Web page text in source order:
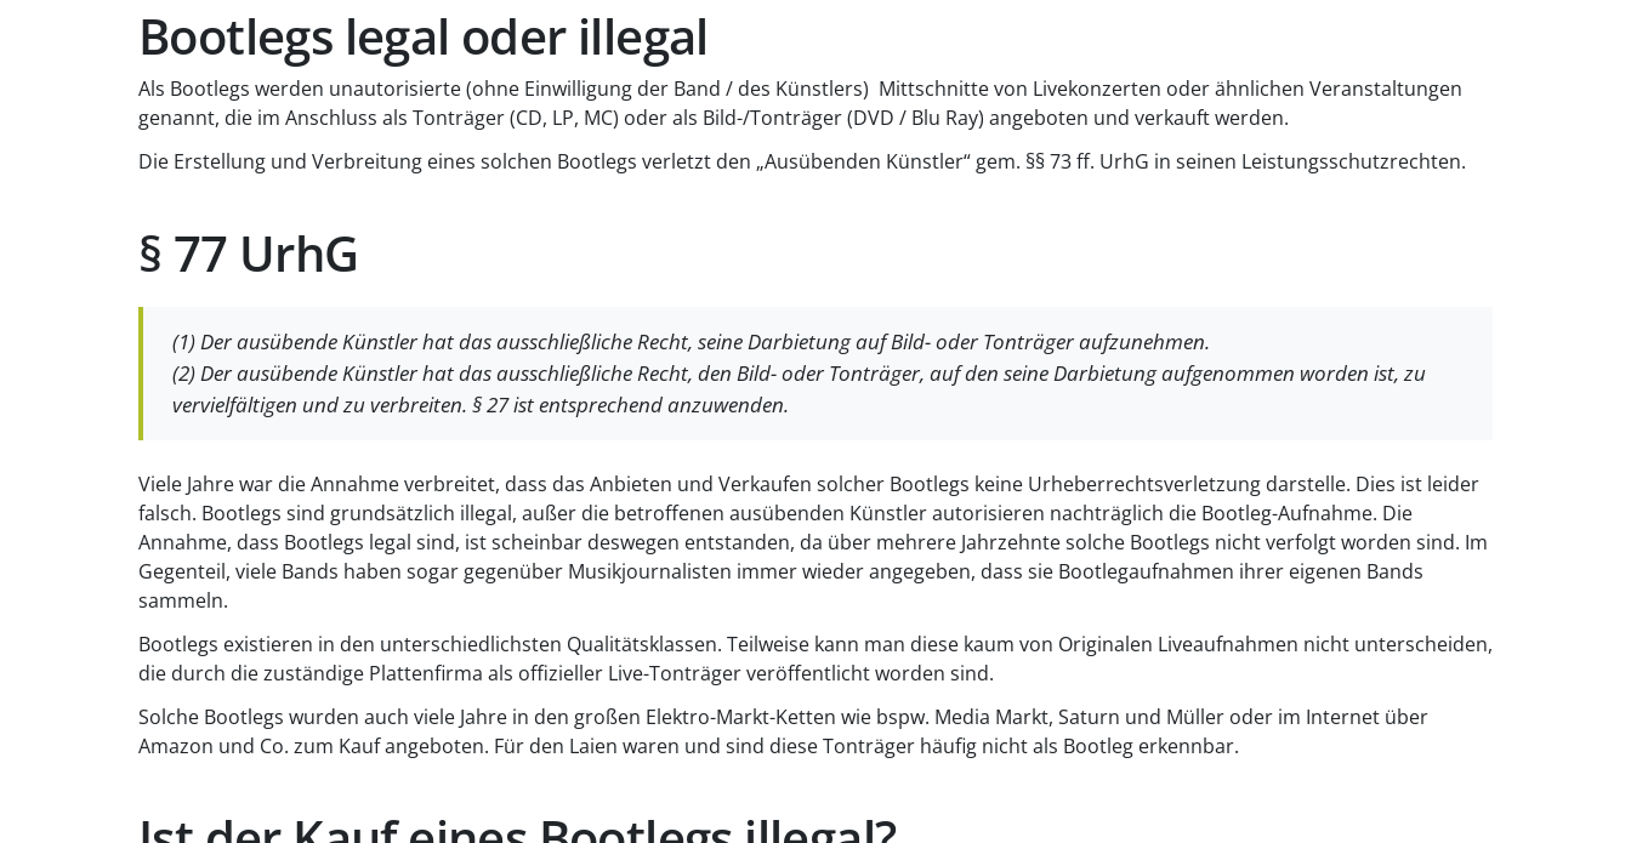
Bootlegs legal oder illegal
Als Bootlegs werden unautorisierte (ohne Einwilligung der Band / des Künstlers) Mittschnitte von Livekonzerten oder ähnlichen Veranstaltungen
genannt, die im Anschluss als Tonträger (CD, LP, MC) oder als Bild-/Tonträger (DVD / Blu Ray) angeboten und verkauft werden.
Die Erstellung und Verbreitung eines solchen Bootlegs verletzt den „Ausübenden Künstler“ gem. §§ 73 ff. UrhG in seinen Leistungsschutzrechten.
§ 77 UrhG
(1) Der ausübende Künstler hat das ausschließliche Recht, seine Darbietung auf Bild- oder Tonträger aufzunehmen.
(2) Der ausübende Künstler hat das ausschließliche Recht, den Bild- oder Tonträger, auf den seine Darbietung aufgenommen worden ist, zu
vervielfältigen und zu verbreiten. § 27 ist entsprechend anzuwenden.
Viele Jahre war die Annahme verbreitet, dass das Anbieten und Verkaufen solcher Bootlegs keine Urheberrechtsverletzung darstelle. Dies ist leider
falsch. Bootlegs sind grundsätzlich illegal, außer die betroffenen ausübenden Künstler autorisieren nachträglich die Bootleg-Aufnahme. Die
Annahme, dass Bootlegs legal sind, ist scheinbar deswegen entstanden, da über mehrere Jahrzehnte solche Bootlegs nicht verfolgt worden sind. Im
Gegenteil, viele Bands haben sogar gegenüber Musikjournalisten immer wieder angegeben, dass sie Bootlegaufnahmen ihrer eigenen Bands
sammeln.
Bootlegs existieren in den unterschiedlichsten Qualitätsklassen. Teilweise kann man diese kaum von Originalen Liveaufnahmen nicht unterscheiden,
die durch die zuständige Plattenfirma als offizieller Live-Tonträger veröffentlicht worden sind.
Solche Bootlegs wurden auch viele Jahre in den großen Elektro-Markt-Ketten wie bspw. Media Markt, Saturn und Müller oder im Internet über
Amazon und Co. zum Kauf angeboten. Für den Laien waren und sind diese Tonträger häufig nicht als Bootleg erkennbar.